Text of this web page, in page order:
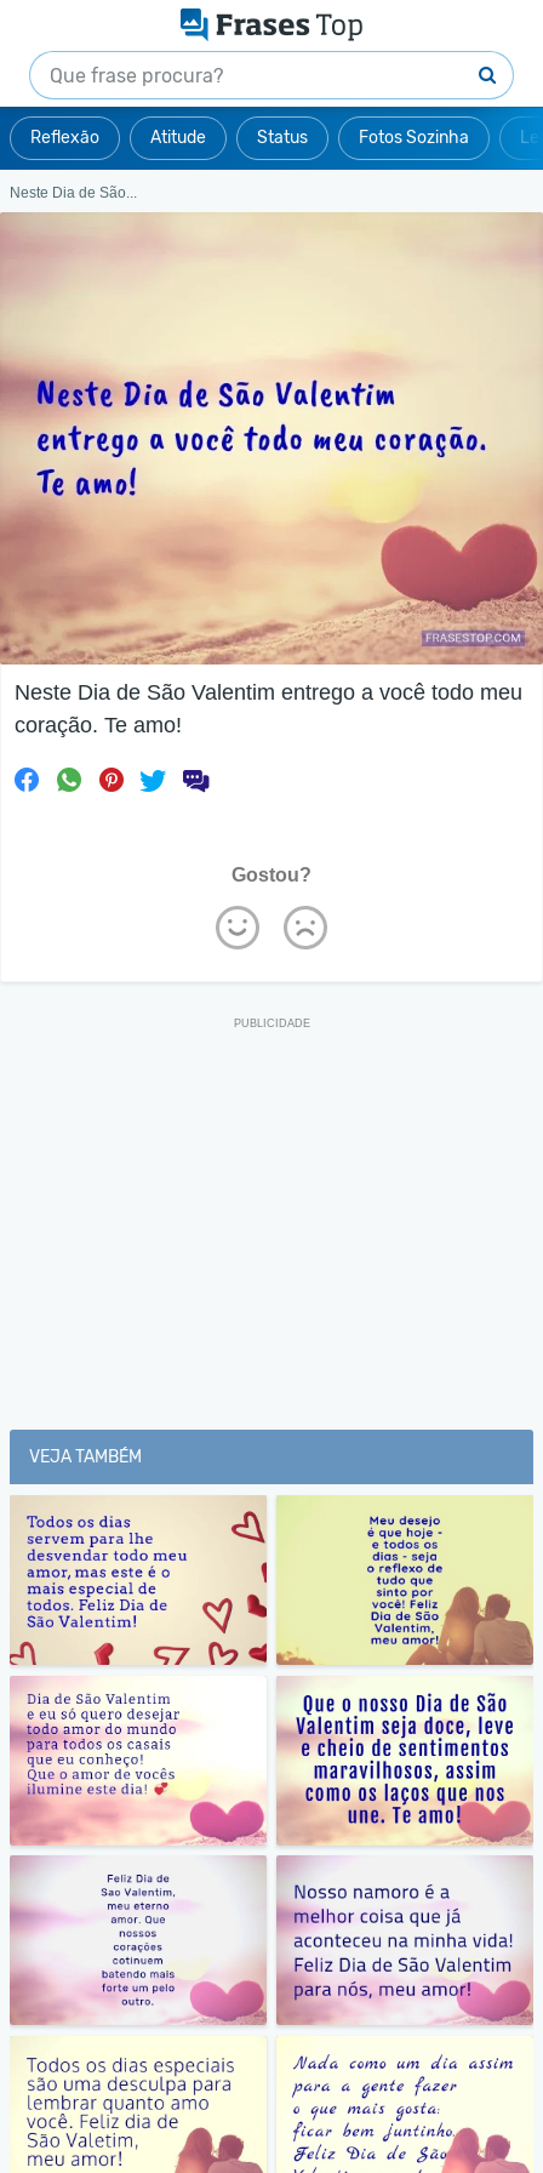
Reflexão Atitude Status Fotos Sozinha
Neste Dia de São...
Neste Dia de São Valentim entrego a você todo meu
coração. Te amo!
Gostou?
VEJA TAMBÉM